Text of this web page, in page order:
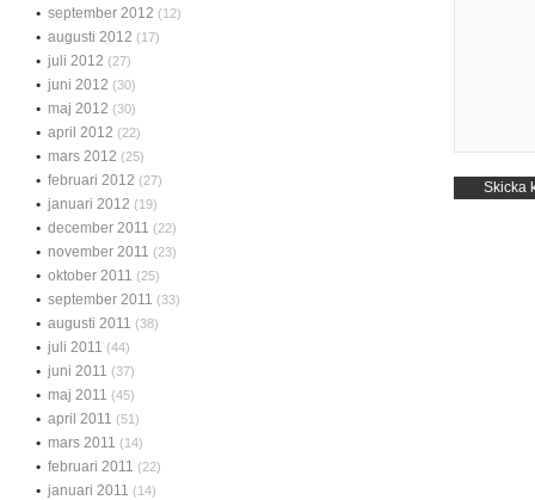
september 2012 (12)
augusti 2012 (17)
juli 2012 (27)
juni 2012 (30)
maj 2012 (30)
april 2012 (22)
mars 2012 (25)
februari 2012 (27)
januari 2012 (19)
december 2011 (22)
november 2011 (23)
oktober 2011 (25)
september 2011 (33)
augusti 2011 (38)
juli 2011 (44)
juni 2011 (37)
maj 2011 (45)
april 2011 (51)
mars 2011 (14)
februari 2011 (22)
januari 2011 (14)